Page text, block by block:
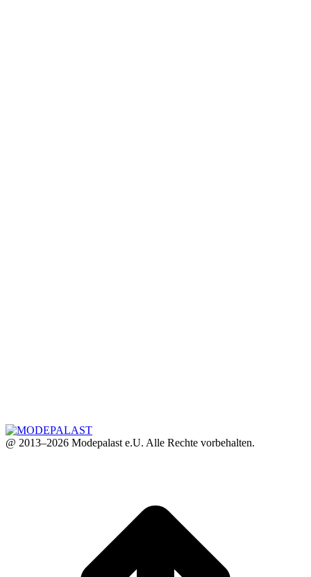
@ 2013–2026 Modepalast e.U. Alle Rechte vorbehalten.